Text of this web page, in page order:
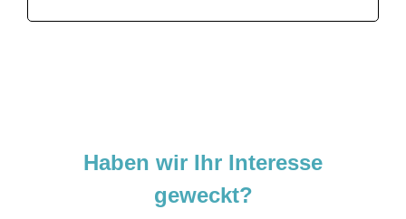
Haben wir Ihr Interesse
geweckt?